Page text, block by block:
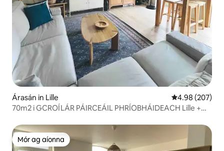
Árasán in Lille Meánrátáil
4.98 (207)
70m2 i GCROÍLÁR PÁIRCEÁIL PHRÍOBHÁIDEACH Lille +
Mór ag aíonna
Mór ag aíonna